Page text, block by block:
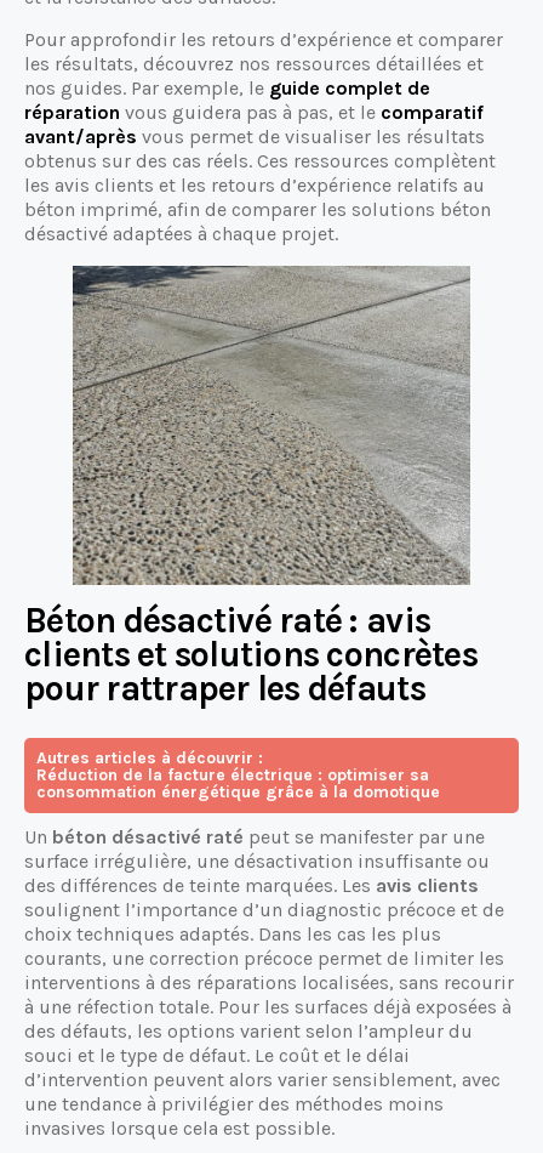
Pour approfondir les retours d’expérience et comparer
les résultats, découvrez nos ressources détaillées et
nos guides. Par exemple, le guide complet de
réparation vous guidera pas à pas, et le comparatif
avant/après vous permet de visualiser les résultats
obtenus sur des cas réels. Ces ressources complètent
les avis clients et les retours d’expérience relatifs au
béton imprimé, afin de comparer les solutions béton
désactivé adaptées à chaque projet.
Béton désactivé raté : avis
clients et solutions concrètes
pour rattraper les défauts
Autres articles à découvrir :
Réduction de la facture électrique : optimiser sa
consommation énergétique grâce à la domotique
Un béton désactivé raté peut se manifester par une
surface irrégulière, une désactivation insuffisante ou
des différences de teinte marquées. Les avis clients
soulignent l’importance d’un diagnostic précoce et de
choix techniques adaptés. Dans les cas les plus
courants, une correction précoce permet de limiter les
interventions à des réparations localisées, sans recourir
à une réfection totale. Pour les surfaces déjà exposées à
des défauts, les options varient selon l’ampleur du
souci et le type de défaut. Le coût et le délai
d’intervention peuvent alors varier sensiblement, avec
une tendance à privilégier des méthodes moins
invasives lorsque cela est possible.